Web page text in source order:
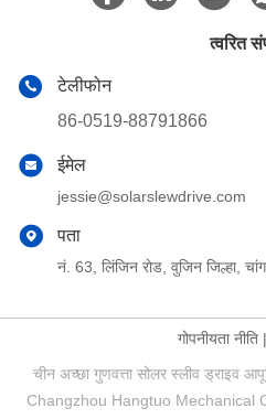
त्वरित
टेलीफोन
86-0519-88791866
ईमेल
jessie@solarslewdrive.com
पता
नं. 63, लिंजिन रोड, वुजिन जिल्हा,
गोपनीयता नीति |
चीन अच्छा गुणवत्ता सोलर स्लीव ड्राइव
Changzhou Hangtuo Mechanical